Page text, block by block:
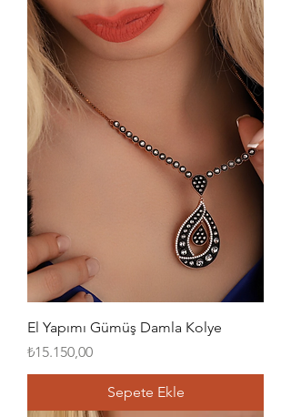
El Yapımı Gümüş Damla Kolye
Fiyat
₺15.150,00
Sepete Ekle